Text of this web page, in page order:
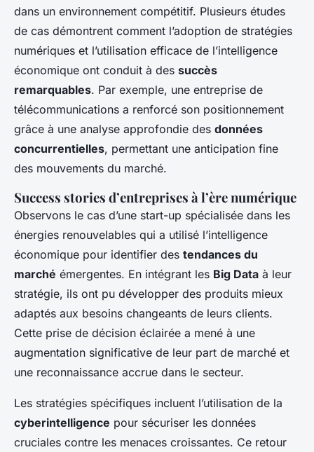
dans un environnement compétitif. Plusieurs études
de cas démontrent comment l’adoption de stratégies
numériques et l’utilisation efficace de l’intelligence
économique ont conduit à des succès
remarquables. Par exemple, une entreprise de
télécommunications a renforcé son positionnement
grâce à une analyse approfondie des données
concurrentielles, permettant une anticipation fine
des mouvements du marché.
Success stories d’entreprises à l’ère numérique
Observons le cas d’une start-up spécialisée dans les
énergies renouvelables qui a utilisé l’intelligence
économique pour identifier des tendances du
marché émergentes. En intégrant les Big Data à leur
stratégie, ils ont pu développer des produits mieux
adaptés aux besoins changeants de leurs clients.
Cette prise de décision éclairée a mené à une
augmentation significative de leur part de marché et
une reconnaissance accrue dans le secteur.
Les stratégies spécifiques incluent l’utilisation de la
cyberintelligence pour sécuriser les données
cruciales contre les menaces croissantes. Ce retour